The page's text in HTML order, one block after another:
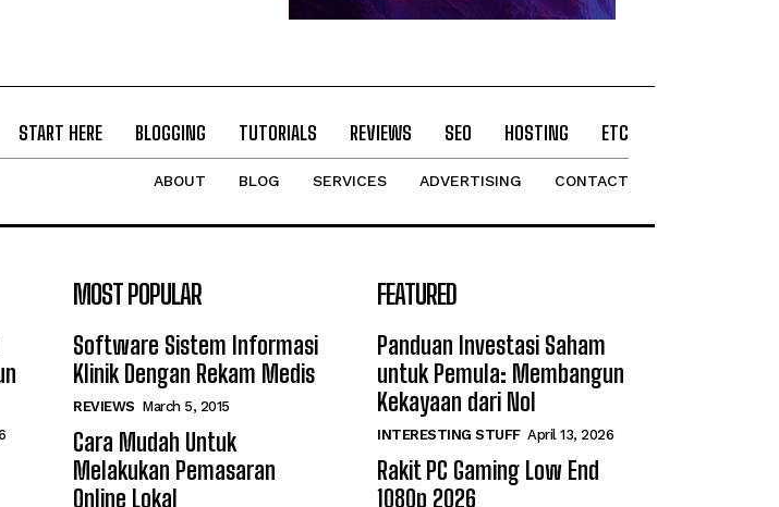
START HERE BLOGGING TUTORIALS REVIEWS SEO HOSTING ETC
ABOUT BLOG SERVICES ADVERTISING CONTACT
MOST POPULAR
Software Sistem Informasi
Klinik Dengan Rekam Medis
REVIEWS March 5, 2015
Cara Mudah Untuk
Melakukan Pemasaran
Online Lokal
FEATURED
Panduan Investasi Saham
untuk Pemula: Membangun
Kekayaan dari Nol
INTERESTING STUFF April 13, 2026
Rakit PC Gaming Low End
1080p 2026